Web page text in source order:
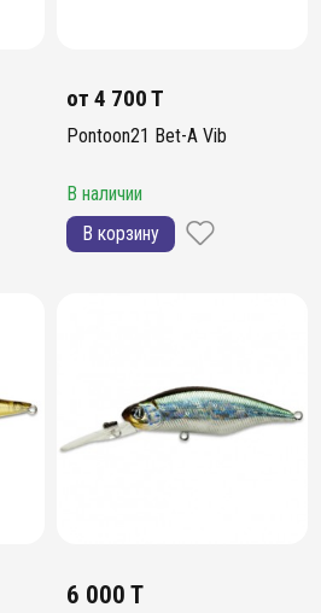
от 4 700 T
Pontoon21 Bet-A Vib
В наличии
В корзину
6 000 T